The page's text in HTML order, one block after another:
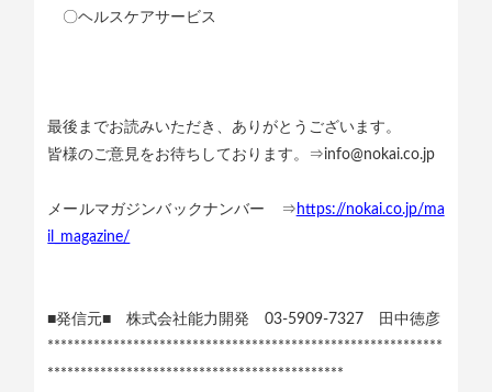
〇ヘルスケアサービス
最後までお読みいただき、ありがとうございます。
皆様のご意見をお待ちしております。⇒info@nokai.co.jp
メールマガジンバックナンバー ⇒ https://nokai.co.jp/ma
il_magazine/
■発信元■ 株式会社能力開発 03-5909-7327 田中徳彦
************************************************************
*********************************************